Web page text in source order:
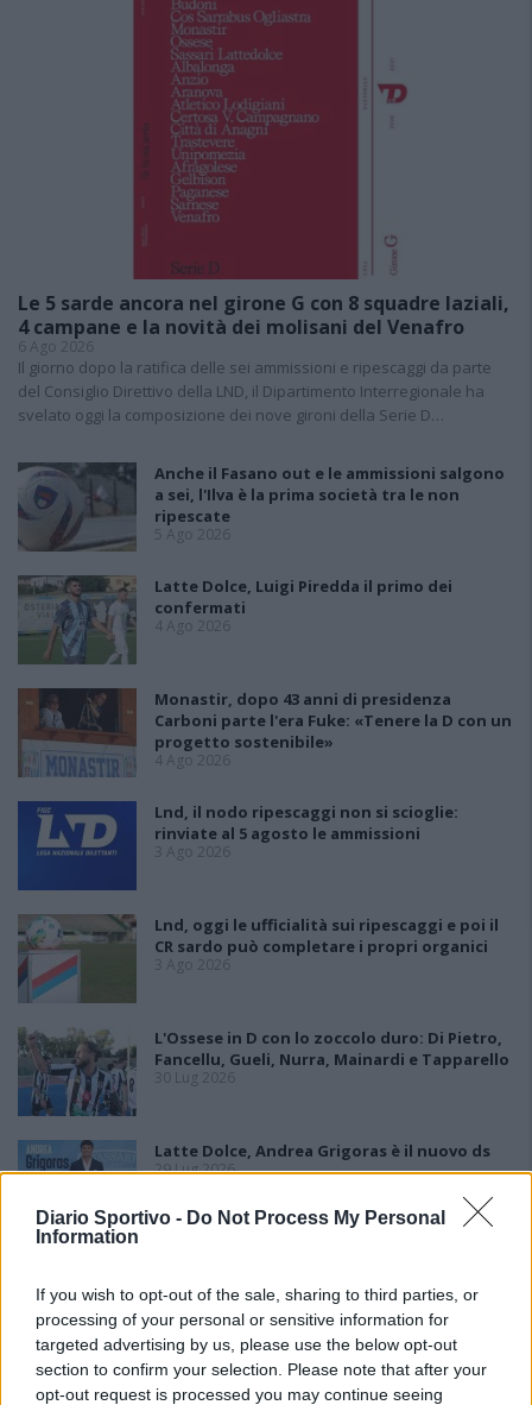
Diario Sportivo - Do Not Process My Personal
Information
If you wish to opt-out of the sale, sharing to third parties, or
processing of your personal or sensitive information for
targeted advertising by us, please use the below opt-out
section to confirm your selection. Please note that after your
opt-out request is processed you may continue seeing
Le 5 sarde ancora nel girone G con 8 squadre laziali,
4 campane e la novità dei molisani del Venafro
6 Ago 2026
Il giorno dopo la ratifica delle sei ammissioni e ripescaggi da parte
del Consiglio Direttivo della LND, il Dipartimento Interregionale ha
svelato oggi la composizione dei nove gironi della Serie D…
Anche il Fasano out e le ammissioni salgono
a sei, l'Ilva è la prima società tra le non
ripescate
5 Ago 2026
Latte Dolce, Luigi Piredda il primo dei
confermati
4 Ago 2026
Monastir, dopo 43 anni di presidenza
Carboni parte l'era Fuke: «Tenere la D con un
progetto sostenibile»
4 Ago 2026
Lnd, il nodo ripescaggi non si scioglie:
rinviate al 5 agosto le ammissioni
3 Ago 2026
Lnd, oggi le ufficialità sui ripescaggi e poi il
CR sardo può completare i propri organici
3 Ago 2026
L'Ossese in D con lo zoccolo duro: Di Pietro,
Fancellu, Gueli, Nurra, Mainardi e Tapparello
30 Lug 2026
Latte Dolce, Andrea Grigoras è il nuovo ds
29 Lug 2026
sono 5: l'Ilva battaglia per la posizione in
graduatoria
24 Lug 2026